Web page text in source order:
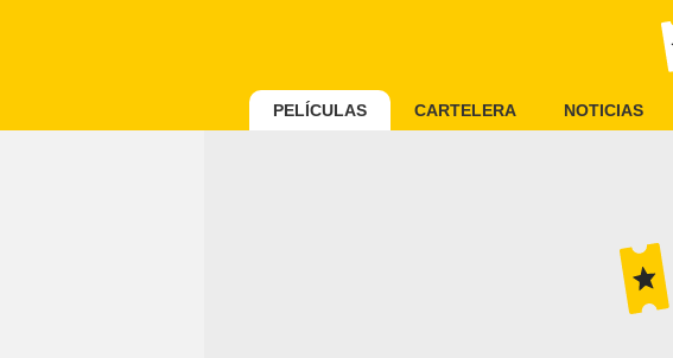
PELÍCULAS CARTELERA NOTICIAS